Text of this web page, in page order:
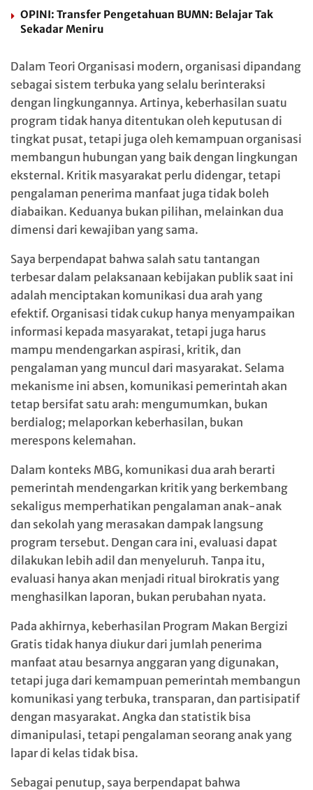
OPINI: Transfer Pengetahuan BUMN: Belajar Tak
Sekadar Meniru
Dalam Teori Organisasi modern, organisasi dipandang
sebagai sistem terbuka yang selalu berinteraksi
dengan lingkungannya. Artinya, keberhasilan suatu
program tidak hanya ditentukan oleh keputusan di
tingkat pusat, tetapi juga oleh kemampuan organisasi
membangun hubungan yang baik dengan lingkungan
eksternal. Kritik masyarakat perlu didengar, tetapi
pengalaman penerima manfaat juga tidak boleh
diabaikan. Keduanya bukan pilihan, melainkan dua
dimensi dari kewajiban yang sama.
Saya berpendapat bahwa salah satu tantangan
terbesar dalam pelaksanaan kebijakan publik saat ini
adalah menciptakan komunikasi dua arah yang
efektif. Organisasi tidak cukup hanya menyampaikan
informasi kepada masyarakat, tetapi juga harus
mampu mendengarkan aspirasi, kritik, dan
pengalaman yang muncul dari masyarakat. Selama
mekanisme ini absen, komunikasi pemerintah akan
tetap bersifat satu arah: mengumumkan, bukan
berdialog; melaporkan keberhasilan, bukan
merespons kelemahan.
Dalam konteks MBG, komunikasi dua arah berarti
pemerintah mendengarkan kritik yang berkembang
sekaligus memperhatikan pengalaman anak-anak
dan sekolah yang merasakan dampak langsung
program tersebut. Dengan cara ini, evaluasi dapat
dilakukan lebih adil dan menyeluruh. Tanpa itu,
evaluasi hanya akan menjadi ritual birokratis yang
menghasilkan laporan, bukan perubahan nyata.
Pada akhirnya, keberhasilan Program Makan Bergizi
Gratis tidak hanya diukur dari jumlah penerima
manfaat atau besarnya anggaran yang digunakan,
tetapi juga dari kemampuan pemerintah membangun
komunikasi yang terbuka, transparan, dan partisipatif
dengan masyarakat. Angka dan statistik bisa
dimanipulasi, tetapi pengalaman seorang anak yang
lapar di kelas tidak bisa.
Sebagai penutup, saya berpendapat bahwa